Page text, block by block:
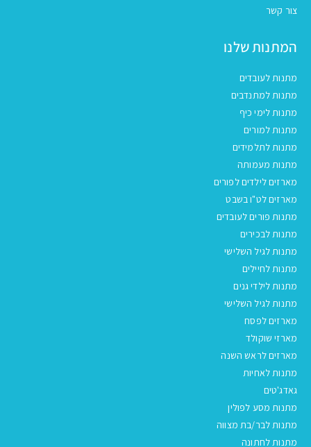
צור קשר
המתנות שלנו
מתנות לעובדים
מתנות למתנדבים
מתנות לימי כיף
מתנות למורים
מתנות לתלמידים
מתנות מעמותה
מארזים לילדים לפורים
מארזים לט"ו בשבט
מתנות פורים לעובדים
מתנות לבכירים
מתנות לגיל השלישי
מתנות לחיילים
מתנות לילדי גנים
מתנות לגיל השלישי
מארזים לפסח
מארזי שוקולד
מארזים לראש השנה
מתנות לאחיות
גאדג'טים
מתנות מסע לפולין
מתנות לבר/בת מצווה
מתנות לחתונה